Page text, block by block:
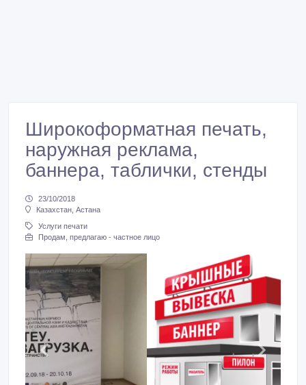
Широкоформатная печать,
наружная реклама,
баннера, таблички, стенды
23/10/2018
Казахстан, Астана
Услуги печати
Продам, предлагаю - частное лицо